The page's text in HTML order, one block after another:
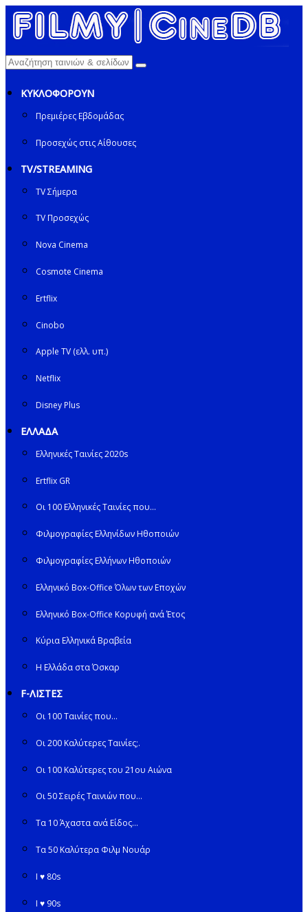
ΚΥΚΛΟΦΟΡΟΥΝ
Πρεμιέρες Εβδομάδας
Προσεχώς στις Αίθουσες
TV/STREAMING
TV Σήμερα
TV Προσεχώς
Nova Cinema
Cosmote Cinema
Ertflix
Cinobo
Apple TV (ελλ. υπ.)
Netflix
Disney Plus
ΕΛΛΑΔΑ
Ελληνικές Ταινίες 2020s
Ertflix GR
Οι 100 Ελληνικές Ταινίες που…
Φιλμογραφίες Ελληνίδων Ηθοποιών
Φιλμογραφίες Ελλήνων Ηθοποιών
Ελληνικό Box-Office Όλων των Εποχών
Ελληνικό Box-Office Κορυφή ανά Έτος
Κύρια Ελληνικά Βραβεία
Η Ελλάδα στα Όσκαρ
F-ΛΙΣΤΕΣ
Οι 100 Ταινίες που…
Οι 200 Καλύτερες Ταινίες;.
Οι 100 Καλύτερες του 21ου Αιώνα
Οι 50 Σειρές Ταινιών που…
Τα 10 Άχαστα ανά Είδος…
Τα 50 Καλύτερα Φιλμ Νουάρ
I ♥ 80s
I ♥ 90s